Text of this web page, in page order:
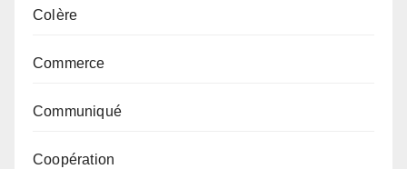
Colère
Commerce
Communiqué
Coopération